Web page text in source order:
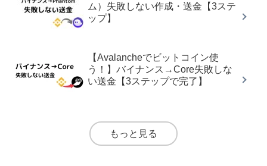
ム）失敗しない作成・送金【3ステ
ップ】
【Avalancheでビットコイン使
う！】バイナンス→Core失敗しな
い送金【3ステップで完了】
もっと見る